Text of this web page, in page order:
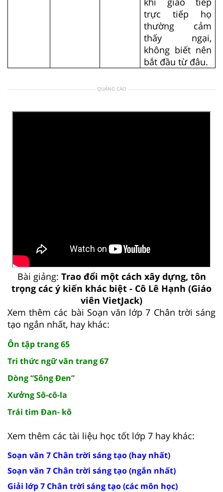
trực tiếp họ
thường cảm
thấy ngại,
không biết nên
bắt đầu từ đâu.
QUẢNG CÁO
Bài giảng: Trao đổi một cách xây dựng, tôn
trọng các ý kiến khác biệt - Cô Lê Hạnh (Giáo
viên VietJack)
Xem thêm các bài Soạn văn lớp 7 Chân trời sáng
tạo ngắn nhất, hay khác:
Ôn tập trang 65
Tri thức ngữ văn trang 67
Dòng “Sông Đen”
Xưởng Sô-cô-la
Trái tim Đan- kô
Xem thêm các tài liệu học tốt lớp 7 hay khác:
Soạn văn 7 Chân trời sáng tạo (hay nhất)
Soạn văn 7 Chân trời sáng tạo (ngắn nhất)
Giải lớp 7 Chân trời sáng tạo (các môn học)